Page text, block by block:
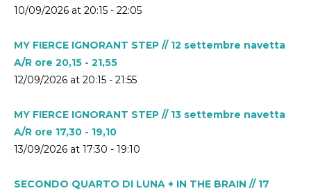
10/09/2026 at 20:15 - 22:05
MY FIERCE IGNORANT STEP // 12 settembre navetta
A/R ore 20,15 - 21,55
12/09/2026 at 20:15 - 21:55
MY FIERCE IGNORANT STEP // 13 settembre navetta
A/R ore 17,30 - 19,10
13/09/2026 at 17:30 - 19:10
SECONDO QUARTO DI LUNA + IN THE BRAIN // 17